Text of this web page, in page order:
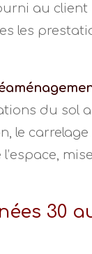
au client
les
du sol
le
30